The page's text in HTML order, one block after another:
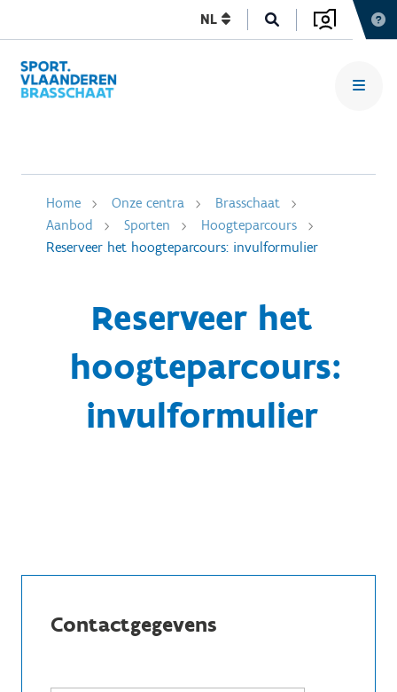
NL
Home Onze centra
Brasschaat
Aanbod
Sporten
Hoogteparcours
Reserveer het hoogteparcours: invulformulier
Reserveer het
hoogteparcours:
invulformulier
Contactgegevens